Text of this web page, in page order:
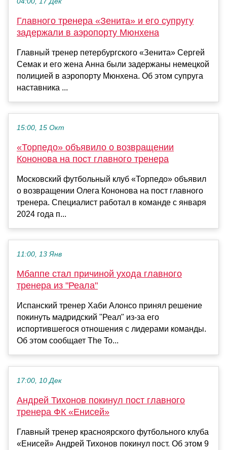
Главного тренера «Зенита» и его супругу
задержали в аэропорту Мюнхена
Главный тренер петербургского «Зенита» Сергей
Семак и его жена Анна были задержаны немецкой
полицией в аэропорту Мюнхена. Об этом супруга
наставника ...
15:00, 15 Окт
«Торпедо» объявило о возвращении
Кононова на пост главного тренера
Московский футбольный клуб «Торпедо» объявил
о возвращении Олега Кононова на пост главного
тренера. Специалист работал в команде с января
2024 года п...
11:00, 13 Янв
Мбаппе стал причиной ухода главного
тренера из "Реала"
Испанский тренер Хаби Алонсо принял решение
покинуть мадридский "Реал" из-за его
испортившегося отношения с лидерами команды.
Об этом сообщает The To...
17:00, 10 Дек
Андрей Тихонов покинул пост главного
тренера ФК «Енисей»
Главный тренер красноярского футбольного клуба
«Енисей» Андрей Тихонов покинул пост. Об этом 9